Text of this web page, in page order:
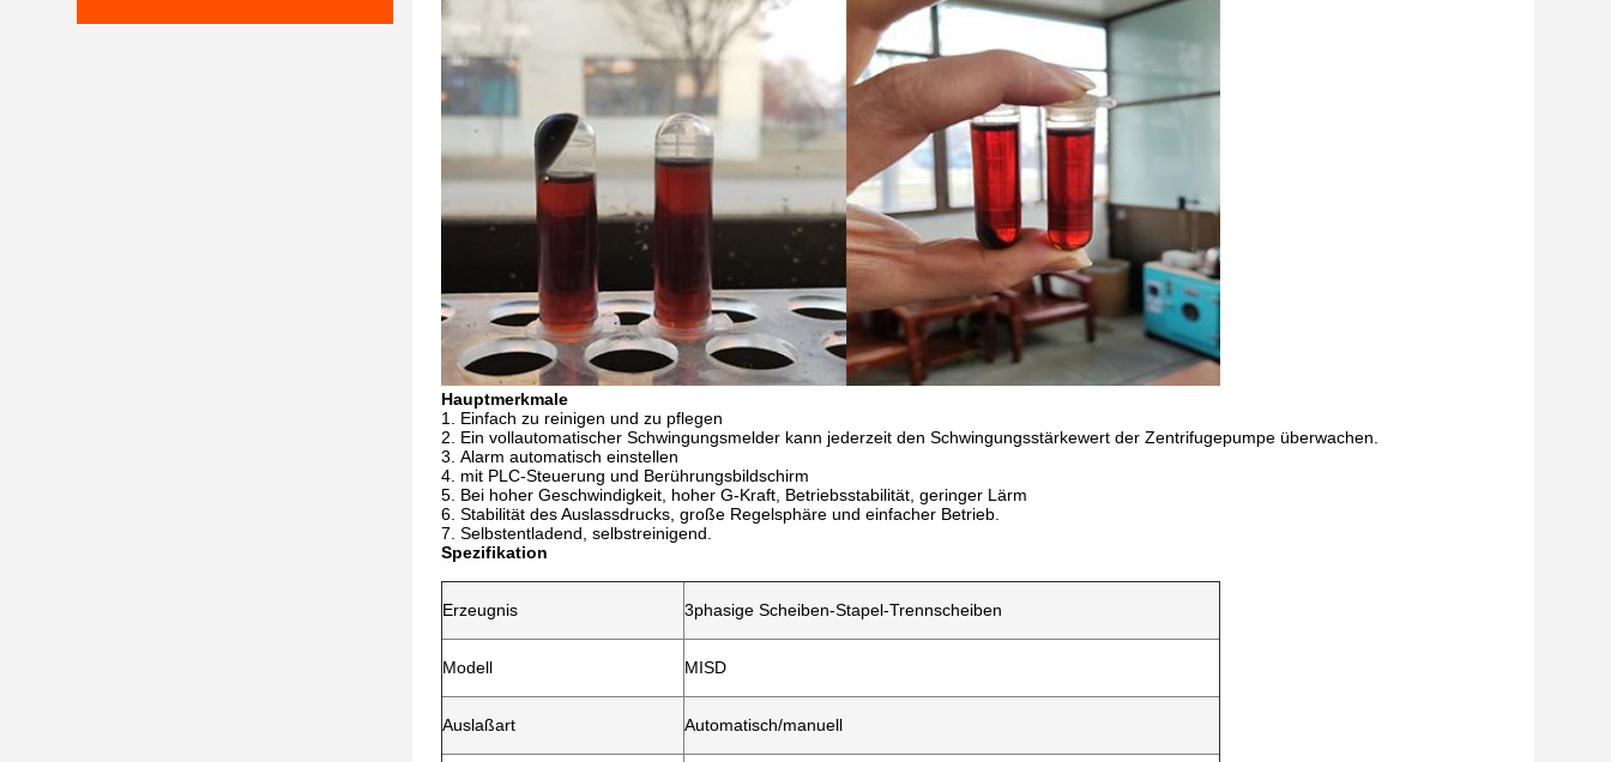
Hauptmerkmale
Einfach zu reinigen und zu pflegen
Ein vollautomatischer Schwingungsmelder kann jederzeit den Schwingungsstärkewert der Zentrifugepumpe überwachen.
Alarm automatisch einstellen
mit PLC-Steuerung und Berührungsbildschirm
Bei hoher Geschwindigkeit, hoher G-Kraft, Betriebsstabilität, geringer Lärm
Stabilität des Auslassdrucks, große Regelsphäre und einfacher Betrieb.
Selbstentladend, selbstreinigend.
Spezifikation
Erzeugnis 3phasige Scheiben-Stapel-Trennscheiben
Modell MISD
Auslaßart Automatisch/manuell